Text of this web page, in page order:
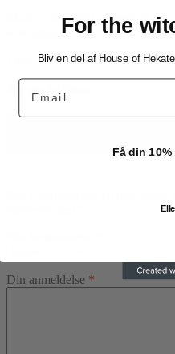
Skab en fredfyldt atmosfære i
dine daglige ritualer.
Tænd en pind. Slip det gamle.
Anmeldelser
Din anmeldelse *
For the
Bliv en del af House of
Email
Få din